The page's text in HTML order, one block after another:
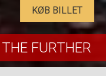
FURTHER
KØB BILLET